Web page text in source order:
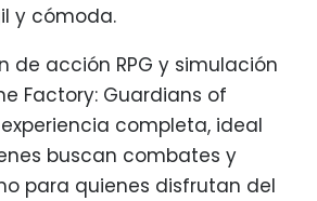
y cómoda.
de acción RPG y simulación
Factory: Guardians of
completa, ideal
buscan combates y
para quienes disfrutan del